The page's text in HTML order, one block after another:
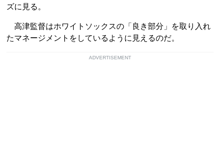
ズに見る。
高津監督はホワイトソックスの「良き部分」を取り入れ
たマネージメントをしているように見えるのだ。
ADVERTISEMENT